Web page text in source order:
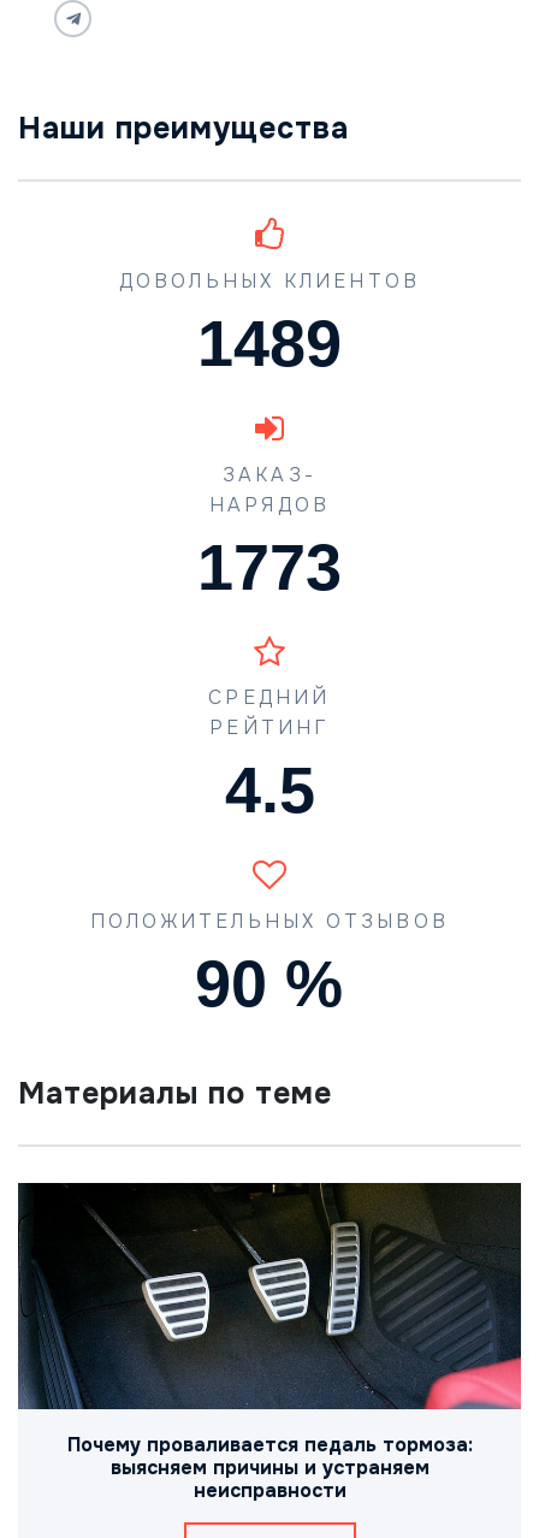
Наши преимущества
ДОВОЛЬНЫХ КЛИЕНТОВ
1489
ЗАКАЗ-
НАРЯДОВ
1773
СРЕДНИЙ
РЕЙТИНГ
4.5
ПОЛОЖИТЕЛЬНЫХ ОТЗЫВОВ
90 %
Материалы по теме
Почему проваливается педаль тормоза:
выясняем причины и устраняем
неисправности